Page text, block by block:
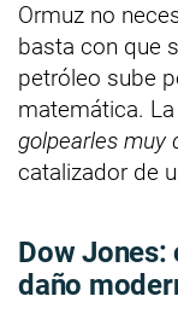
Ormuz no
basta con que
petróleo sube
matemática.
golpearles muy
catalizador de
Dow Jones:
daño